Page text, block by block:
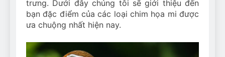
trưng. Dưới đây chúng tôi sẽ giới thiệu đến
bạn đặc điểm của các loại chim họa mi được
ưa chuộng nhất hiện nay.